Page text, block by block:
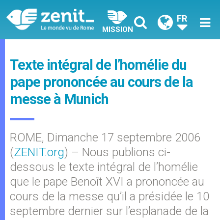
MISSION
FR
Texte intégral de l’homélie du
pape prononcée au cours de la
messe à Munich
ROME, Dimanche 17 septembre 2006
(ZENIT.org) – Nous publions ci-
dessous le texte intégral de l’homélie
que le pape Benoît XVI a prononcée au
cours de la messe qu’il a présidée le 10
septembre dernier sur l’esplanade de la